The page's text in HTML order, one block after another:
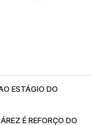
ESTÁGIO DO
É REFORÇO DO